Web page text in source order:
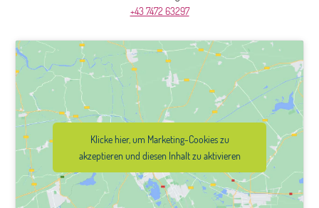
+43 7472 63297
Klicke hier, um Marketing-Cookies zu
akzeptieren und diesen Inhalt zu aktivieren